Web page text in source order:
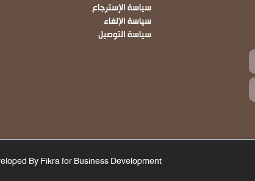
سياسة الإسترجاع
سياسة الإلغاء
سياسة التوصيل
By Fikra for Business Development